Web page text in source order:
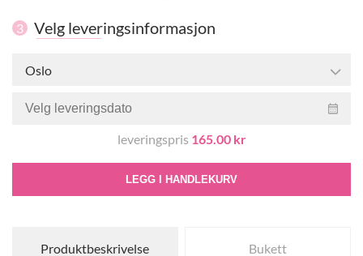
3 Velg leveringsinformasjon
Oslo
leveringspris 165.00 kr
LEGG I HANDLEKURV
Produktbeskrivelse Bukett